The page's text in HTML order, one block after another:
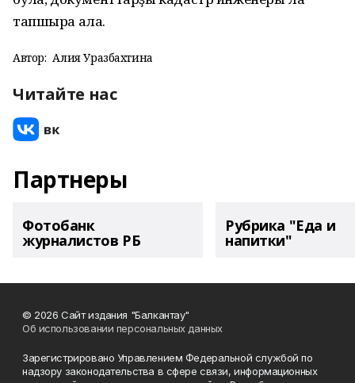
тапшыра ала.
Автор: Алия Уразбахтина
Читайте нас
Партнеры
Фотобанк
журналистов РБ
Рубрика "Еда и
напитки"
© 2026 Сайт издания "Балкантау"
Об использовании персональных данных
Зарегистрировано Управлением Федеральной службой по
надзору законодательства в сфере связи, информационных